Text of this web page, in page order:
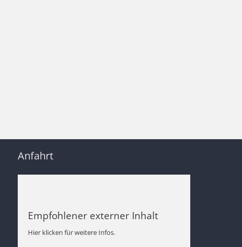
Anfahrt
Empfohlener externer Inhalt
Hier klicken für weitere Infos.